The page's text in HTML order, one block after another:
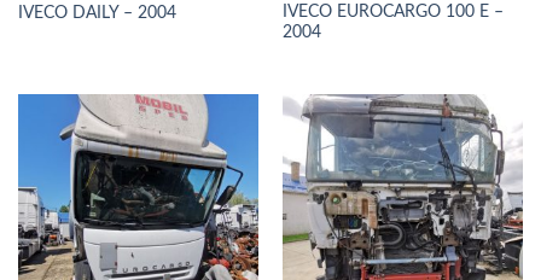
IVECO DAILY – 2004
IVECO EUROCARGO 100 E –
2004